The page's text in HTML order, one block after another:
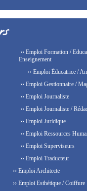
›› Emploi Formation /
Enseignement
›› Emploi Éducatrice /
›› Emploi Gestionnaire /
›› Emploi Journaliste
›› Emploi Journaliste /
›› Emploi Juridique
›› Emploi Ressources
›› Emploi Superviseurs
›› Emploi Traducteur
›› Emploi Architecte
›› Emploi Esthétique / Coiffure